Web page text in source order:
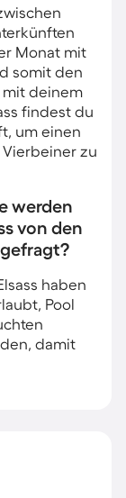
Monat mit
somit den
mit deinem
findest du
um einen
zu
werden
von den
haben
Pool
damit